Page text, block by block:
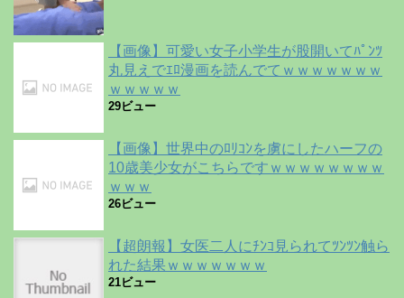
【画像】可愛い女子小学生が股開いてﾊﾟﾝﾂ
丸見えでｴﾛ漫画を読んでてｗｗｗｗｗｗｗ
ｗｗｗｗｗ
29ビュー
【画像】世界中のﾛﾘｺﾝを虜にしたハーフの
10歳美少女がこちらですｗｗｗｗｗｗｗｗ
ｗｗｗ
26ビュー
【超朗報】女医二人にﾁﾝｺ見られてﾂﾝﾂﾝ触ら
れた結果ｗｗｗｗｗｗｗ
21ビュー